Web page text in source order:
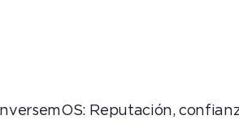
Reputación,